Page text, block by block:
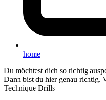
home
Du möchtest dich so richtig
Dann bist du hier genau richtig.
Technique Drills